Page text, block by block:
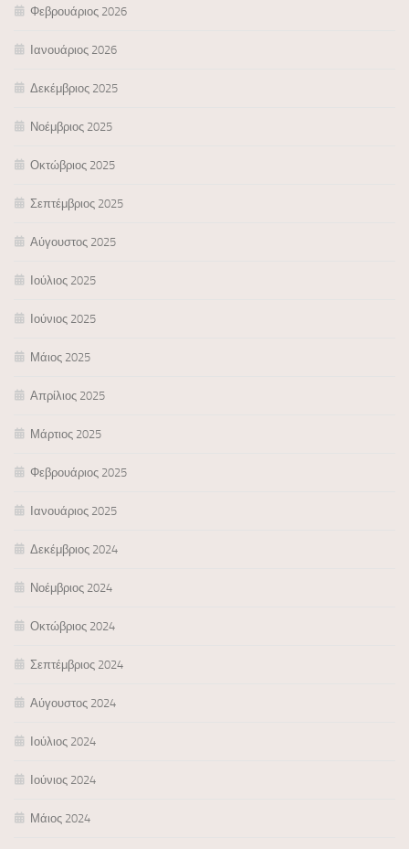
Φεβρουάριος 2026
Ιανουάριος 2026
Δεκέμβριος 2025
Νοέμβριος 2025
Οκτώβριος 2025
Σεπτέμβριος 2025
Αύγουστος 2025
Ιούλιος 2025
Ιούνιος 2025
Μάιος 2025
Απρίλιος 2025
Μάρτιος 2025
Φεβρουάριος 2025
Ιανουάριος 2025
Δεκέμβριος 2024
Νοέμβριος 2024
Οκτώβριος 2024
Σεπτέμβριος 2024
Αύγουστος 2024
Ιούλιος 2024
Ιούνιος 2024
Μάιος 2024